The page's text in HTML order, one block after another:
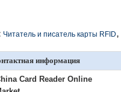
Читатель и писатель карты RFID,
информация
Card Reader Online